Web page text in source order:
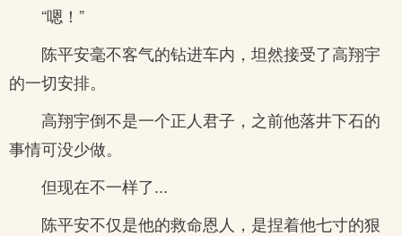
“嗯！”
陈平安毫不客气的钻进车内，坦然接受了高翔宇
的一切安排。
高翔宇倒不是一个正人君子，之前他落井下石的
事情可没少做。
但现在不一样了...
陈平安不仅是他的救命恩人，是捏着他七寸的狠